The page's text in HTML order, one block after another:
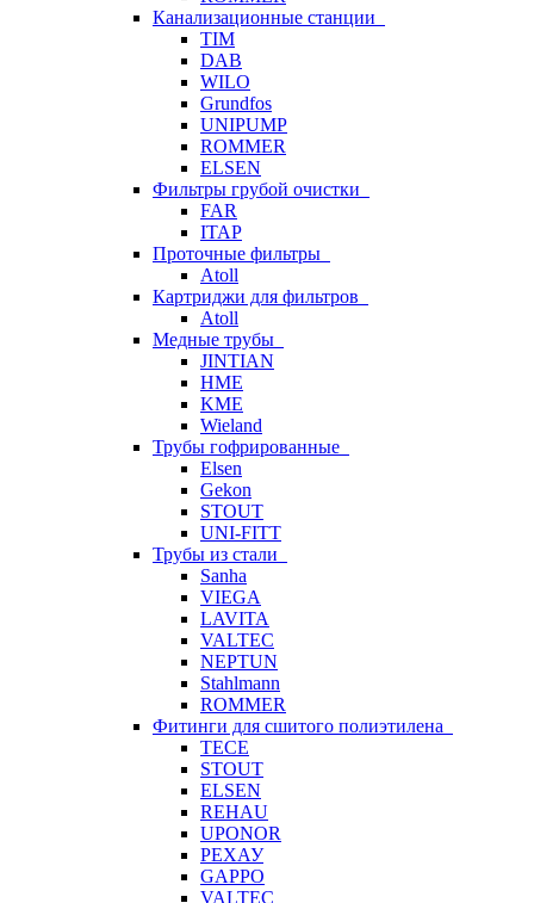
Канализационные станции
TIM
DAB
WILO
Grundfos
UNIPUMP
ROMMER
ELSEN
Фильтры грубой очистки
FAR
ITAP
Проточные фильтры
Atoll
Картриджи для фильтров
Atoll
Медные трубы
JINTIAN
HME
KME
Wieland
Трубы гофрированные
Elsen
Gekon
STOUT
UNI-FITT
Трубы из стали
Sanha
VIEGA
LAVITA
VALTEC
NEPTUN
Stahlmann
ROMMER
Фитинги для сшитого полиэтилена
TECE
STOUT
ELSEN
REHAU
UPONOR
РЕХАУ
GAPPO
VALTEC